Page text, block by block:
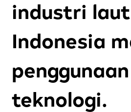
industri laut
Indonesia
penggunaan
teknologi.